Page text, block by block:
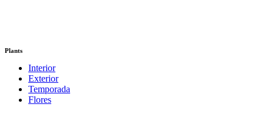
Plants
Interior
Exterior
Temporada
Flores